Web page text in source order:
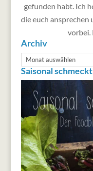
gefunden habt. Ich
die euch
vorbei.
Archiv
Archiv
Saisonal